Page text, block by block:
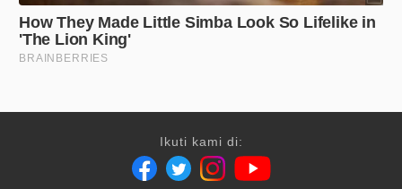
Ikuti kami di: